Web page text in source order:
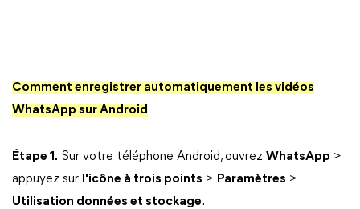
Comment enregistrer automatiquement les vidéos
WhatsApp sur Android
Étape 1. Sur votre téléphone Android, ouvrez WhatsApp >
appuyez sur l'icône à trois points > Paramètres >
Utilisation données et stockage.